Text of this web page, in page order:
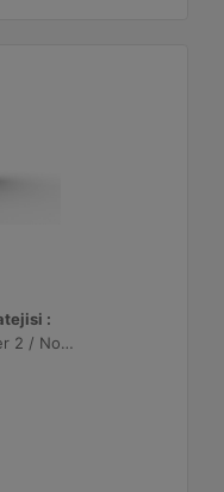
:
U.S. EPA Large S.I. Tier 2 / Non-Road Mobile Sertifikalı